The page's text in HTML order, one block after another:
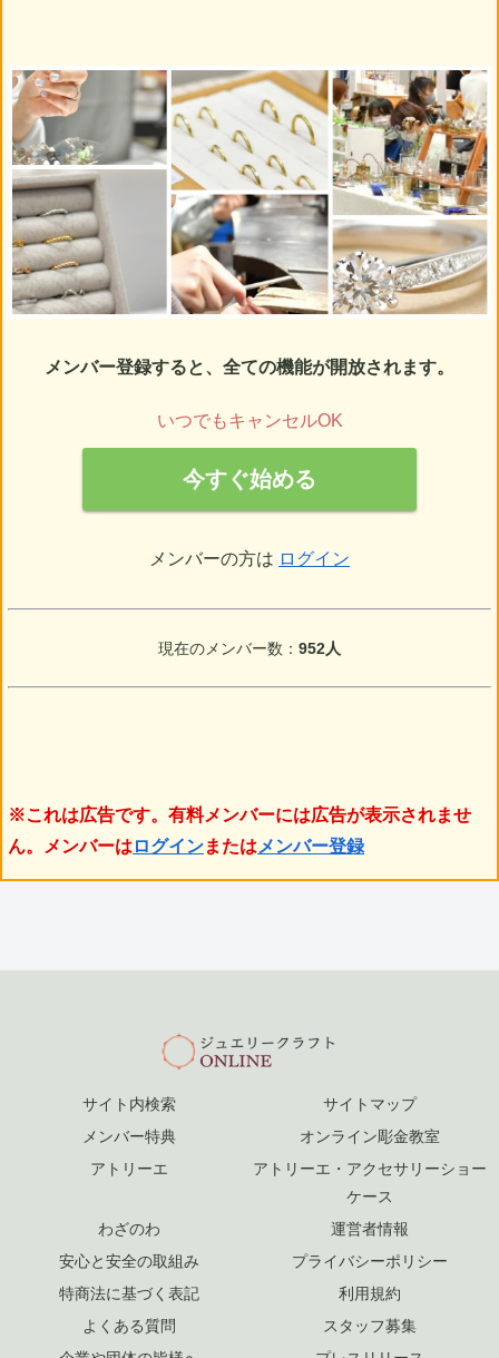
メンバー登録すると、全ての機能が開放されます。
いつでもキャンセルOK
今すぐ始める
メンバーの方は ログイン
現在のメンバー数： 952人
※これは広告です。有料メンバーには広告が表示されませ
ん。メンバーは ログインまたは メンバー登録
サイト内検索
サイトマップ
メンバー特典
オンライン彫金教室
アトリーエ
アトリーエ・アクセサリーショー
ケース
わざのわ
運営者情報
安心と安全の取組み
プライバシーポリシー
特商法に基づく表記
利用規約
よくある質問
スタッフ募集